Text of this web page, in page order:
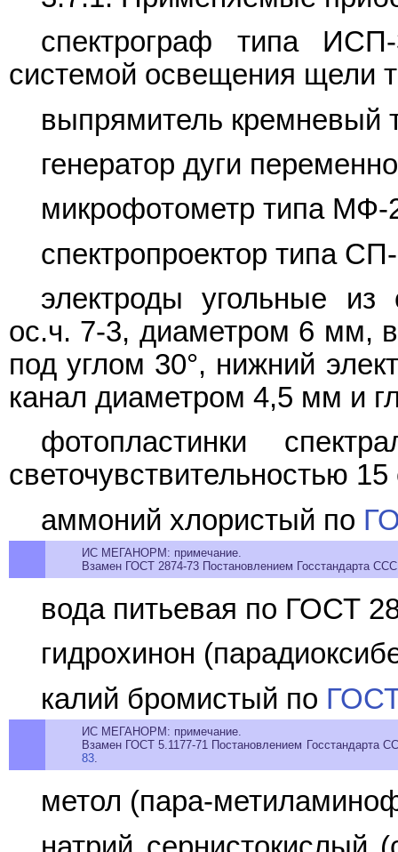
спектрограф типа
системой освещения щели
выпрямитель кремневый
генератор дуги
микрофотометр типа МФ-
спектропроектор типа
электроды угольные из
ос.ч. 7-3, диаметром 6 мм,
под углом 30°, нижний
канал диаметром 4,5 мм и
фотопластинки
светочувствительностью 15
аммоний хлористый по
ИС МЕГАНОРМ: примечание.
Взамен ГОСТ 2874-73 Постановлением Госстандарта
вода питьевая по ГОСТ
гидрохинон
калий бромистый по
ИС МЕГАНОРМ: примечание.
Взамен ГОСТ 5.1177-71 Постановлением Госстандарта
83.
метол (пара-